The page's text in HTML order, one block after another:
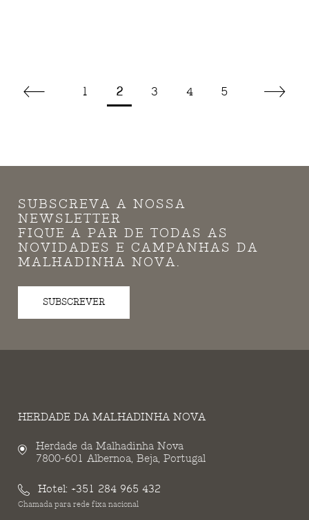
1 2 3 4 5
SUBSCREVA A NOSSA
NEWSLETTER
FIQUE A PAR DE TODAS AS
NOVIDADES E CAMPANHAS DA
MALHADINHA NOVA.
SUBSCREVER
HERDADE DA MALHADINHA NOVA
Herdade da Malhadinha Nova
7800-601 Albernoa, Beja, Portugal
Hotel: +351 284 965 432
Chamada para rede fixa nacional